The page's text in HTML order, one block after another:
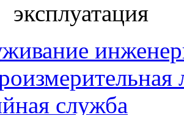
эксплуатация
служба